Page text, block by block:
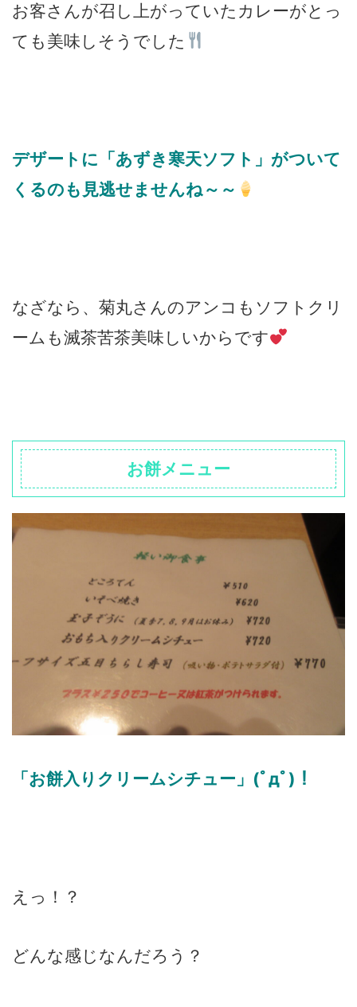
お客さんが召し上がっていたカレーがとっ
ても美味しそうでした
デザートに「あずき寒天ソフト」がついて
くるのも見逃せませんね～～
なざなら、菊丸さんのアンコもソフトクリ
ームも滅茶苦茶美味しいからです
お餅メニュー
「お餅入りクリームシチュー」(ﾟдﾟ)！
えっ！？
どんな感じなんだろう？